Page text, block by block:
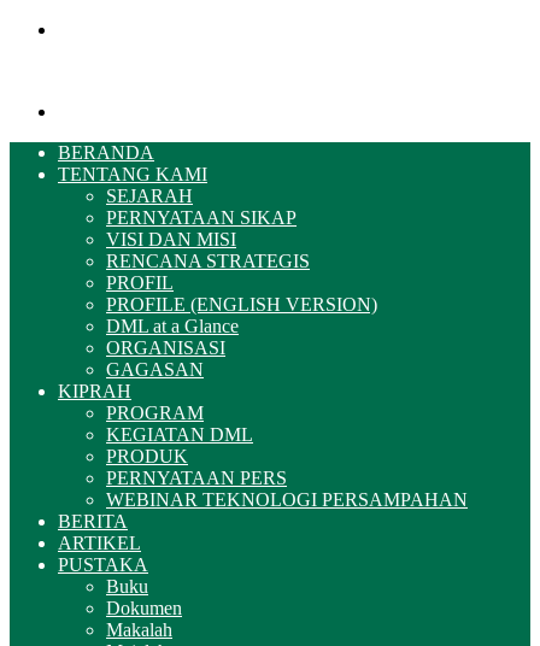
BERANDA
TENTANG KAMI
SEJARAH
PERNYATAAN SIKAP
VISI DAN MISI
RENCANA STRATEGIS
PROFIL
PROFILE (ENGLISH VERSION)
DML at a Glance
ORGANISASI
GAGASAN
KIPRAH
PROGRAM
KEGIATAN DML
PRODUK
PERNYATAAN PERS
WEBINAR TEKNOLOGI PERSAMPAHAN
BERITA
ARTIKEL
PUSTAKA
Buku
Dokumen
Makalah